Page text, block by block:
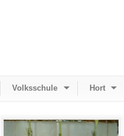
Volksschule Hort